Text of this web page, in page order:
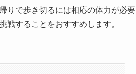
りで歩き切るには相応の体力が必要
戦することをおすすめします。